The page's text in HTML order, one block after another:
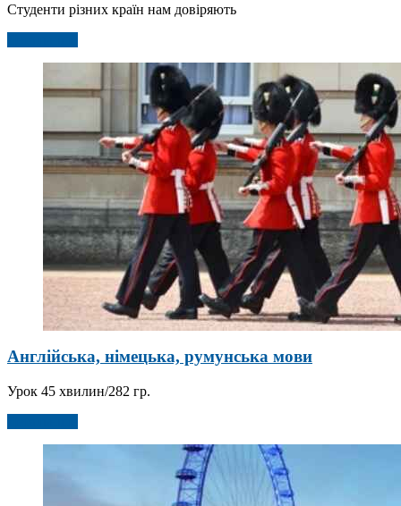
Студенти різних країн нам довіряють
Англійська, німецька, румунська мови
Урок 45 хвилин/282 гр.